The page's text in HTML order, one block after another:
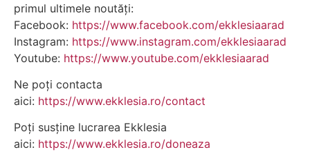
primul ultimele noutăți:
Facebook: https://www.facebook.com/ekklesiaarad
Instagram: https://www.instagram.com/ekklesiaarad
Youtube: https://www.youtube.com/ekklesiaarad
Ne poți contacta
aici: https://www.ekklesia.ro/contact
Poți susține lucrarea Ekklesia
aici: https://www.ekklesia.ro/doneaza